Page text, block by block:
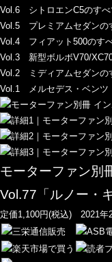
Vol.6 シトロエンC5のす
Vol.5 プレミアムセダン
Vol.4 フィアット500のす
Vol.3 新型ボルボV70/
Vol.2 ミディアムセダン
Vol.1 メルセデス・ベン
モーターファン別
Vol.77「ルノー・
定価1,100円(税込) 2021年